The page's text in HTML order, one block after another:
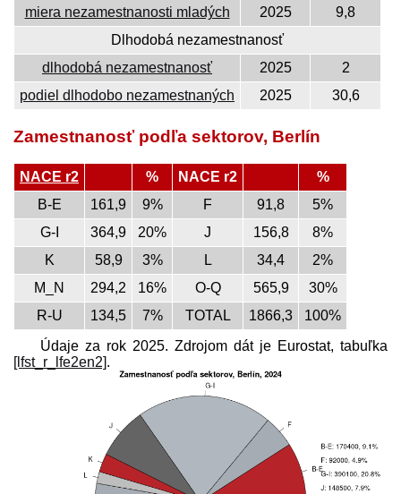
miera nezamestnanosti mladých
2025
9,8
Dlhodobá nezamestnanosť
dlhodobá nezamestnanosť
2025
2
podiel dlhodobo nezamestnaných
2025 30,6
Zamestnanosť podľa sektorov, Berlín
NACE r2 % NACE r2
%
B-E
161,9 9% F 91,8
5%
G-I
364,9 20% J 156,8
8%
K
58,9 3% L 34,4
2%
M_N
294,2 16% O-Q 565,9
30%
R-U
134,5 7% TOTAL 1866,3
100%
Údaje za rok 2025. Zdrojom dát je Eurostat, tabuľka
[lfst_r_lfe2en2].